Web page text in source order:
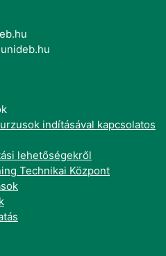
indításával kapcsolatos
lehetőségekről
Technikai Központ